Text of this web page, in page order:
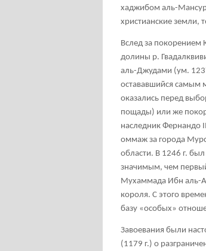
хаджибом аль-
христианские земли,
Вслед за покорением
долины р.
аль-Джудами (ум.
остававшийся самым
оказались перед
пощады) или же
наследник Фернандо
оммаж за города
области. В 1246 г.
значимым, чем
Мухаммада Ибн аль-
короля. С этого
базу «особых»
Завоевания были
(1179 г.) о